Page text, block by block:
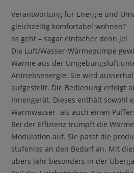
Verantwortung für Energie und
gleichzeitig komfortabel wohnen?
as geht – sogar einfacher denn je!
Die Luft/Wasser-Wärmepumpe
Wärme aus der Umgebungsluft
Antriebsenergie. Sie wird
aufgestellt. Die Bedienung erfolgt
Innengerät. Dieses enthält sowohl
Warmwasser- als auch einen
Bei der Effizienz trumpft die
Modulation auf. Sie passt die
stufenlos an den Bedarf an. Mit
übers Jahr besonders in der